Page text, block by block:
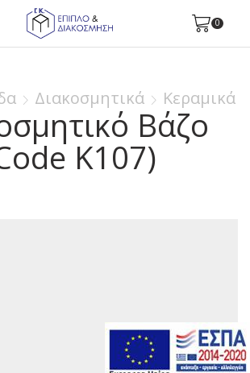
0
Διακοσμητικά Κεραμικά
K107)